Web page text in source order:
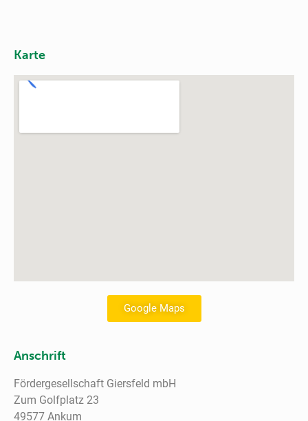
Karte
Google Maps
Anschrift
Fördergesellschaft Giersfeld mbH
Zum Golfplatz 23
49577 Ankum